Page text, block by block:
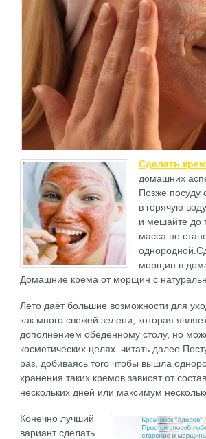
Сделать крем
домашних
Позже посуду
в горячую
и мешайте до
масса не
морщин в
Домашние крема от морщин с
Лето даёт большие возможности для
как много свежей зелени, которая
дополнением обеденному столу, но
косметических целях. читать далее
раз, добиваясь того чтобы вышла
хранения таких кремов зависят от
нескольких дней или максимум
Конечно лучший
вариант сделать